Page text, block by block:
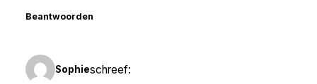
Beantwoorden
Sophieschreef: